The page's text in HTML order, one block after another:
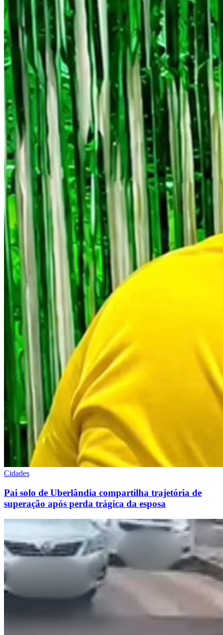
Cidades
Pai solo de Uberlândia compartilha trajetória de
superação após perda trágica da esposa